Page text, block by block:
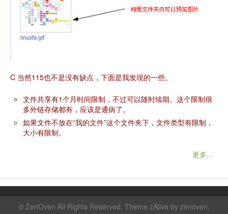
C 当然115也不是没有缺点，下面是我发现的一些。
文件共享有1个月时间限制，不过可以随时续期。这个限制很
多外链存储都有，应该是通病了。
如果文件不放在“我的文件”这个文件夹下，文件类型有限制，
大小有限制。
更多...
© ZenOven All Rights Reserved. Theme zAlive by zenoven.